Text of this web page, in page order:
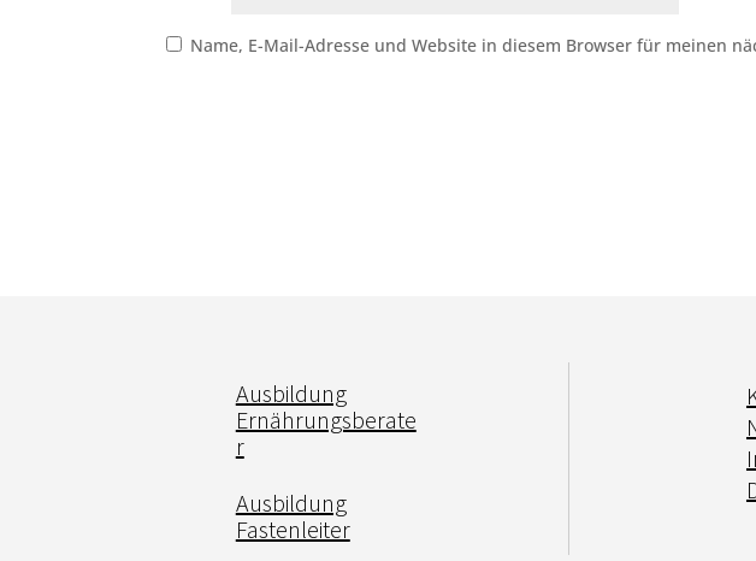
Name, E-Mail-Adresse und Website in diesem Browser für meinen
Ausbildung
Ernährungsberate
r
Ausbildung
Fastenleiter